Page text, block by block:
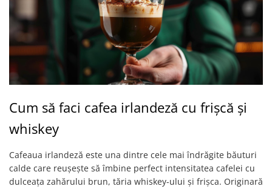
Cum să faci cafea irlandeză cu frișcă și
whiskey
Cafeaua irlandeză este una dintre cele mai îndrăgite băuturi
calde care reușește să îmbine perfect intensitatea cafelei cu
dulceața zahărului brun, tăria whiskey-ului și frișca. Originară